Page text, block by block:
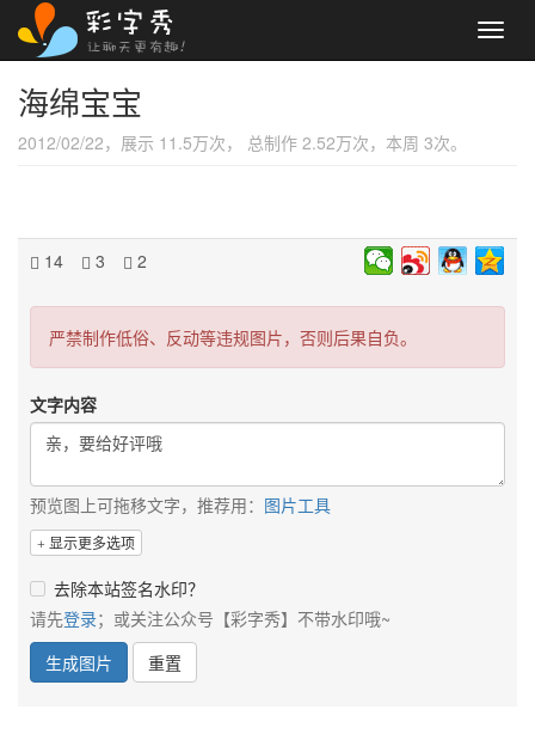
海绵宝宝
2012/02/22，展示 11.5万次， 总制作 2.52万次，本周 3次。
14 3 2
严禁制作低俗、反动等违规图片，否则后果自负。
文字内容
预览图上可拖移文字，推荐用： 图片工具
显示更多选项
去除本站签名水印？
请先登录；或关注公众号【彩字秀】不带水印哦~
生成图片
重置